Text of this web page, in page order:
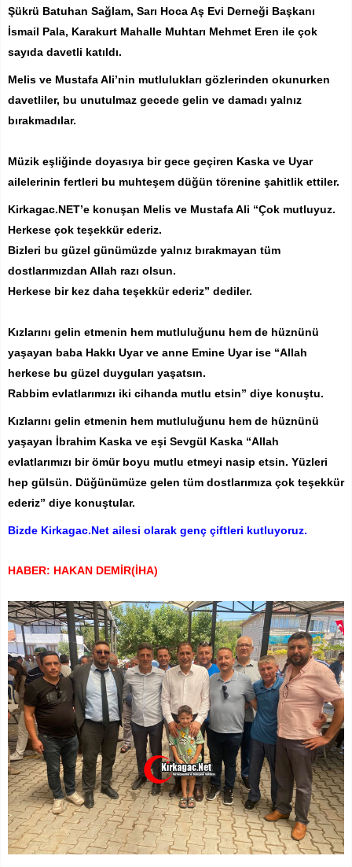
Şükrü Batuhan Sağlam, Sarı Hoca Aş Evi Derneği Başkanı
İsmail Pala, Karakurt Mahalle Muhtarı Mehmet Eren ile çok
sayıda davetli katıldı.
Melis ve Mustafa Ali’nin mutlulukları gözlerinden okunurken
davetliler, bu unutulmaz gecede gelin ve damadı yalnız
bırakmadılar.
Müzik eşliğinde doyasıya bir gece geçiren Kaska ve Uyar
ailelerinin fertleri bu muhteşem düğün törenine şahitlik ettiler.
Kirkagac.NET’e konuşan Melis ve Mustafa Ali “Çok mutluyuz.
Herkese çok teşekkür ederiz.
Bizleri bu güzel günümüzde yalnız bırakmayan tüm
dostlarımızdan Allah razı olsun.
Herkese bir kez daha teşekkür ederiz” dediler.
Kızlarını gelin etmenin hem mutluluğunu hem de hüznünü
yaşayan baba Hakkı Uyar ve anne Emine Uyar ise “Allah
herkese bu güzel duyguları yaşatsın.
Rabbim evlatlarımızı iki cihanda mutlu etsin” diye konuştu.
Kızlarını gelin etmenin hem mutluluğunu hem de hüznünü
yaşayan İbrahim Kaska ve eşi Sevgül Kaska “Allah
evlatlarımızı bir ömür boyu mutlu etmeyi nasip etsin. Yüzleri
hep gülsün. Düğünümüze gelen tüm dostlarımıza çok teşekkür
ederiz” diye konuştular.
Bizde Kirkagac.Net ailesi olarak genç çiftleri kutluyoruz.
HABER: HAKAN DEMİR(İHA)